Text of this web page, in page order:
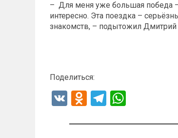
– Для меня уже большая победа
интересно. Эта поездка –
знакомств, – подытожил Дмитрий
Поделиться:
V
O
n
T
e
at